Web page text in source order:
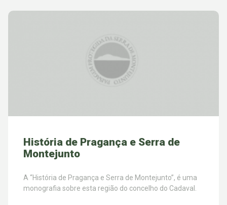
História de Pragança e Serra de
Montejunto
A “História de Pragança e Serra de Montejunto”, é uma
monografia sobre esta região do concelho do Cadaval.